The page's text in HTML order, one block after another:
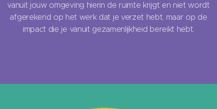
vanuit jouw omgeving hierin de ruimte krijgt en niet wordt
afgerekend op het werk dat je verzet hebt, maar op de
impact die je vanuit gezamenlijkheid bereikt hebt.